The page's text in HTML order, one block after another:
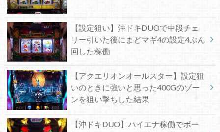
【設定狙い】沖ドキDUOで中段チェ
リー引いた後にまどマギ4の設定4ぶん
回した稼働
【アクエリオンオールスター】設定狙
いのときに強いと思った400Gのゾー
ンを狙い撃ちした結果
【沖ドキDUO】ハイエナ稼働でボー